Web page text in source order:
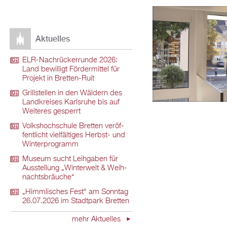
Ak­tu­el­les
ELR-Nach­rü­ck­er­run­de 2026:
Land be­wil­ligt För­der­mit­tel für
Pro­jekt in Brett­en-Ruit
Grill­stel­len in den Wäl­dern des
Land­krei­ses Karls­ru­he bis auf
Wei­te­res ge­sperrt
Volks­hoch­schu­le Brett­en ver­öf­
fent­licht viel­fäl­ti­ges Herbst- und
Win­ter­pro­gramm
Mu­se­um sucht Leih­ga­ben für
Aus­stel­lung „Win­ter­welt & Weih­
nachts­bräu­che“
„Himm­li­sches Fest“ am Sonn­tag
26.07.2026 im Stadt­park Brett­en
mehr Ak­tu­el­les